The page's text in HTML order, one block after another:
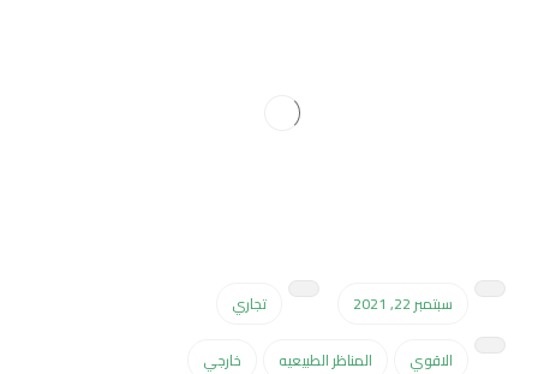
سبتمبر 22, 2021 تجاري
الاقوي المناظر الطبيعيه خارجي